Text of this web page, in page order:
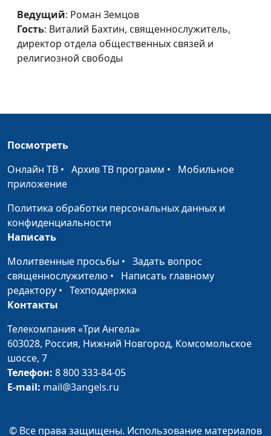
и религиозной
С чего начинается
Родина?
священнослужитель,
и религиозной
свободы
Защита чувств атеистов
директор отдела
россиянина
Виталий Бахтин,
Ведущий: Роман Земцов
Гость: Виталий Бахтин, священнослужитель,
директор отдела общественных связей и
религиозной свободы
Посмотреть
Онлайн ТВ • Архив ТВ программ • Мобильное
приложение
Политика обработки персональных данных и
конфиденциальности
Написать
Молитвенные просьбы • Задать вопрос
священнослужителю • Написать главному
редактору • Техподдержка
Контакты
Телекомпания «Три Ангела»
603028, Россия, Нижний Новгород, Комсомольское
шоссе, 7
Телефон: 8 800 333-84-05
E-mail: mail@3angels.ru
© Все права защищены. Использование материалов